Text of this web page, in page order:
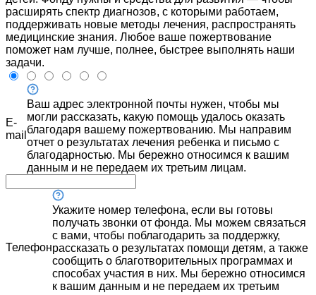
расширять спектр диагнозов, с которыми работаем,
поддерживать новые методы лечения, распространять
медицинские знания. Любое ваше пожертвование
поможет нам лучше, полнее, быстрее выполнять наши
задачи.
E-
mail
Ваш адрес электронной почты нужен, чтобы мы
могли рассказать, какую помощь удалось оказать
благодаря вашему пожертвованию. Мы направим
отчет о результатах лечения ребенка и письмо с
благодарностью. Мы бережно относимся к вашим
данным и не передаем их третьим лицам.
Телефон
Укажите номер телефона, если вы готовы
получать звонки от фонда. Мы можем связаться
с вами, чтобы поблагодарить за поддержку,
рассказать о результатах помощи детям, а также
сообщить о благотворительных программах и
способах участия в них. Мы бережно относимся
к вашим данным и не передаем их третьим